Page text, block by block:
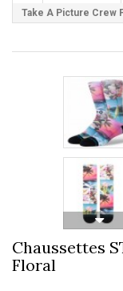
Take A Picture Crew
Chaussettes
Floral